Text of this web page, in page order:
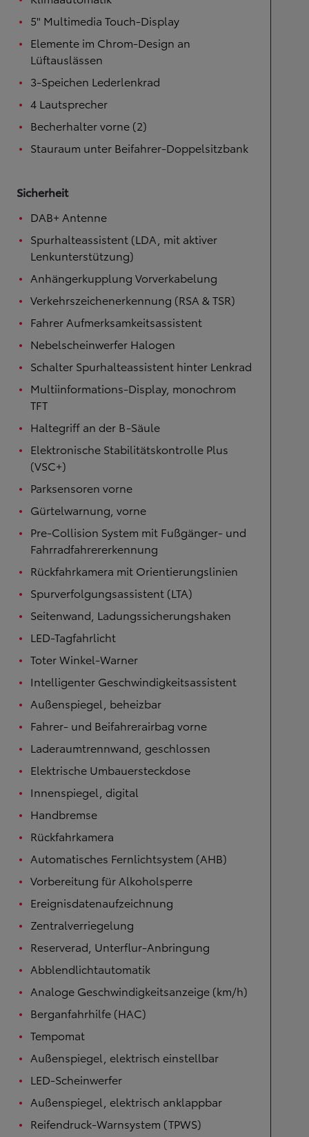
5" Multimedia Touch-Display
Elemente im Chrom-Design an
Lüftauslässen
3-Speichen Lederlenkrad
4 Lautsprecher
Becherhalter vorne (2)
Stauraum unter Beifahrer-Doppelsitzbank
Sicherheit
DAB+ Antenne
Spurhalteassistent (LDA, mit aktiver
Lenkunterstützung)
Anhängerkupplung Vorverkabelung
Verkehrszeichenerkennung (RSA & TSR)
Fahrer Aufmerksamkeitsassistent
Nebelscheinwerfer Halogen
Schalter Spurhalteassistent hinter Lenkrad
Multiinformations-Display, monochrom
TFT
Haltegriff an der B-Säule
Elektronische Stabilitätskontrolle Plus
(VSC+)
Parksensoren vorne
Gürtelwarnung, vorne
Pre-Collision System mit Fußgänger- und
Fahrradfahrererkennung
Rückfahrkamera mit Orientierungslinien
Spurverfolgungsassistent (LTA)
Seitenwand, Ladungssicherungshaken
LED-Tagfahrlicht
Toter Winkel-Warner
Intelligenter Geschwindigkeitsassistent
Außenspiegel, beheizbar
Fahrer- und Beifahrerairbag vorne
Laderaumtrennwand, geschlossen
Elektrische Umbauersteckdose
Innenspiegel, digital
Handbremse
Rückfahrkamera
Automatisches Fernlichtsystem (AHB)
Vorbereitung für Alkoholsperre
Ereignisdatenaufzeichnung
Zentralverriegelung
Reserverad, Unterflur-Anbringung
Abblendlichtautomatik
Analoge Geschwindigkeitsanzeige (km/h)
Berganfahrhilfe (HAC)
Tempomat
Außenspiegel, elektrisch einstellbar
LED-Scheinwerfer
Außenspiegel, elektrisch anklappbar
Reifendruck-Warnsystem (TPWS)